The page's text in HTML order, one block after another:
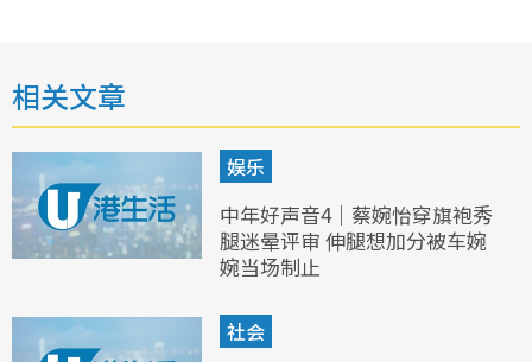
相关文章
娱乐
中年好声音4｜蔡婉怡穿旗袍秀
腿迷晕评审 伸腿想加分被车婉
婉当场制止
社会